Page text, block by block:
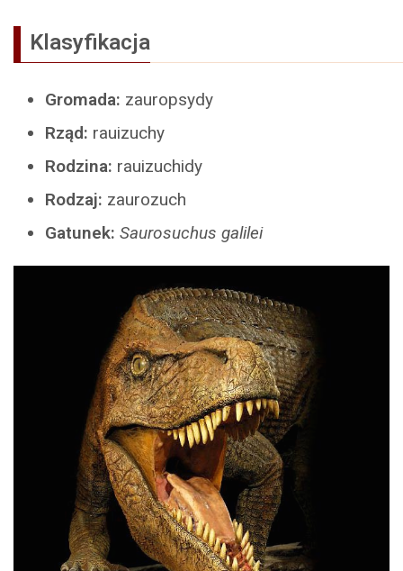
Klasyfikacja
Gromada: zauropsydy
Rząd: rauizuchy
Rodzina: rauizuchidy
Rodzaj: zaurozuch
Gatunek: Saurosuchus galilei